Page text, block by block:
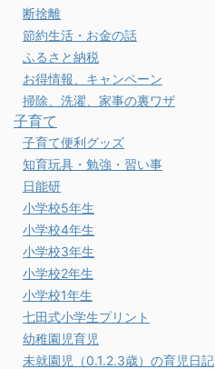
断捨離
節約生活・お金の話
ふるさと納税
お得情報、キャンペーン
掃除、洗濯、家事の裏ワザ
子育て
子育て便利グッズ
知育玩具・勉強・習い事
日能研
小学校5年生
小学校4年生
小学校3年生
小学校2年生
小学校1年生
七田式小学生プリント
幼稚園児育児
未就園児（0.1.2.3歳）の育児日記